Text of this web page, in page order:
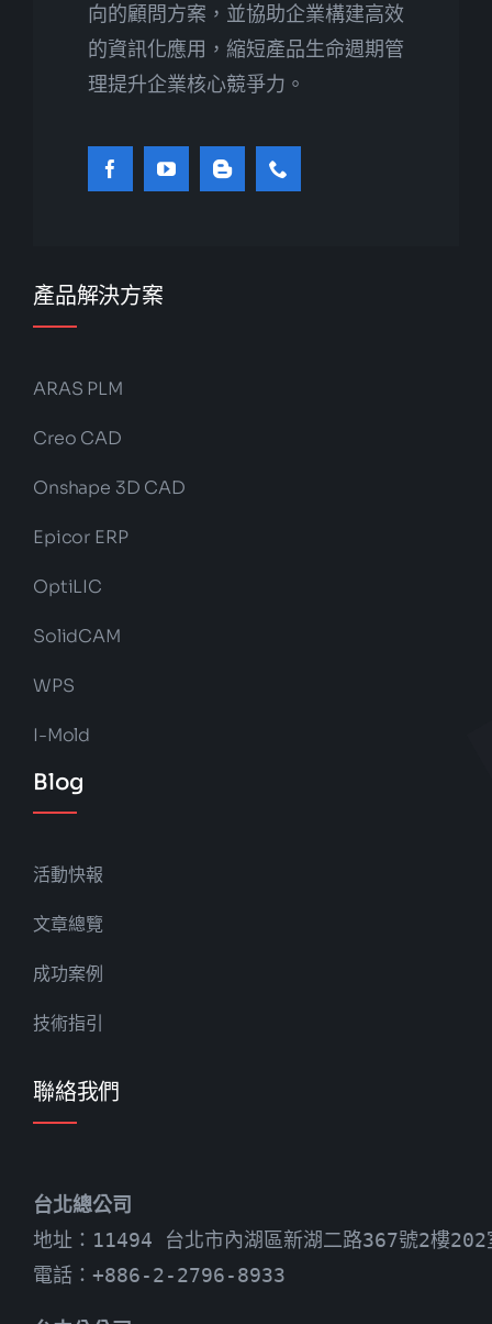
向的顧問方案，並協助企業構建高效
的資訊化應用，縮短產品生命週期管
理提升企業核心競爭力。
產品解決方案
ARAS PLM
Creo CAD
Onshape 3D CAD
Epicor ERP
OptiLIC
SolidCAM
WPS
I-Mold
Blog
活動快報
文章總覽
成功案例
技術指引
聯絡我們
台北總公司
地址：11494 台北市內湖區新湖二路367號2樓202
電話：+886-2-2796-8933